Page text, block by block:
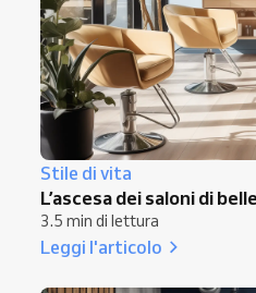
Stile di vita
L’ascesa dei saloni di
3.5 min di lettura
Leggi l'articolo